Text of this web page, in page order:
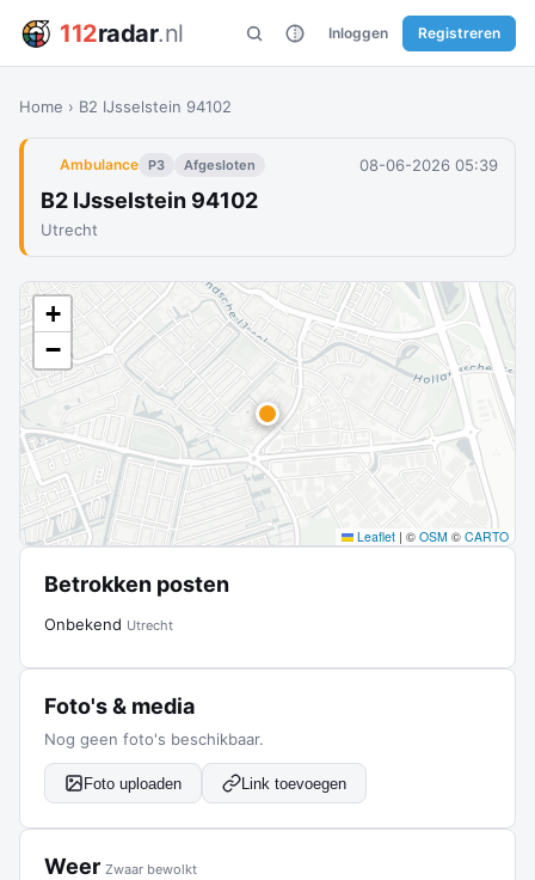
112radar.nl Inloggen Registreren
Home › B2 IJsselstein 94102
Ambulance P3 Afgesloten 08-06-2026 05:39
B2 IJsselstein 94102
Utrecht
+
−
Leaflet | © OSM © CARTO
Betrokken posten
Onbekend Utrecht
Foto's & media
Nog geen foto's beschikbaar.
Foto uploaden Link toevoegen
Weer Zwaar bewolkt